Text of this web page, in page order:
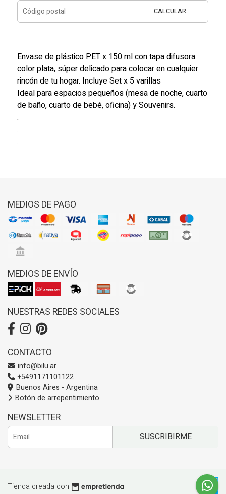
CALCULAR
Envase de plástico PET x 150 ml con tapa difusora
color plata, súper delicado para colocar en cualquier
rincón de tu hogar. Incluye Set x 5 varillas
Ideal para espacios pequeños (mesa de noche, cuarto
de baño, cuarto de bebé, oficina) y Souvenirs.
.
.
.
MEDIOS DE PAGO
MEDIOS DE ENVÍO
NUESTRAS REDES SOCIALES
CONTACTO
info@bilu.ar
+5491171101122
Buenos Aires - Argentina
Botón de arrepentimiento
NEWSLETTER
SUSCRIBIRME
Tienda creada con